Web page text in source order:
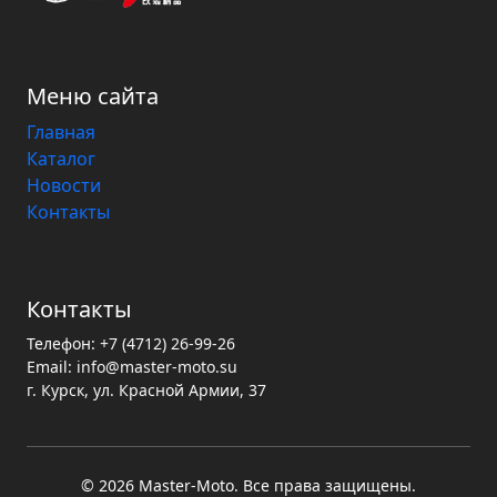
Меню сайта
Главная
Каталог
Новости
Контакты
Контакты
Телефон: +7 (4712) 26-99-26
Email: info@master-moto.su
г. Курск, ул. Красной Армии, 37
© 2026 Master‑Moto. Все права защищены.